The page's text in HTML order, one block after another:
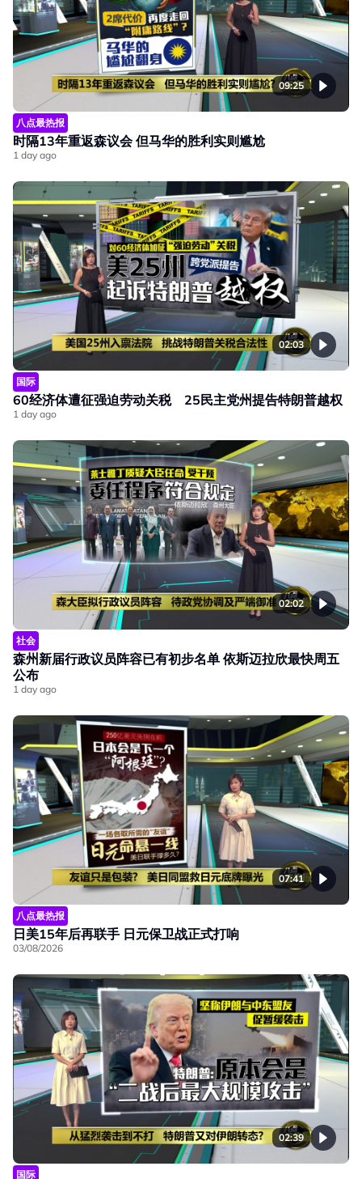
09:25
八点最热报
时隔13年重返森议会 但马华的胜利实则尴尬
1 day ago
02:03
国际
60经济体遭征强迫劳动关税 25民主党州提告特朗普越权
1 day ago
02:02
社会
森州新届行政议员阵容已有初步名单 依斯迈拉欣最快周五
公布
1 day ago
07:41
八点最热报
日美15年后再联手 日元保卫战正式打响
03/08/2026
02:39
国际